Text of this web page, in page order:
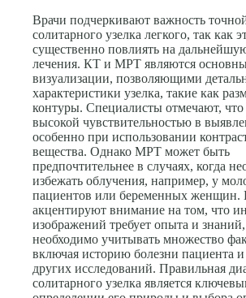
Врачи подчеркивают важность
солитарного узелка легкого, так как
существенно повлиять на
лечения. КТ и МРТ являются
визуализации, позволяющими
характеристики узелка, такие как
контуры. Специалисты отмечают,
высокой чувствительностью в
особенно при использовании
вещества. Однако МРТ может быть
предпочтительнее в случаях, когда
избежать облучения, например, у
пациентов или беременных женщин.
акцентируют внимание на том, что
изображений требует опыта и знаний,
необходимо учитывать множество
включая историю болезни пациента и
других исследований. Правильная
солитарного узелка является